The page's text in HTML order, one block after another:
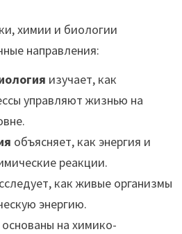
химии и биологии
направления:
изучает, как
управляют жизнью на
объясняет, как энергия и
реакции.
как живые организмы
энергию.
основаны на химико-